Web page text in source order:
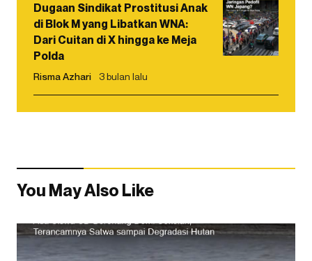
Dugaan Sindikat Prostitusi Anak
di Blok M yang Libatkan WNA:
Dari Cuitan di X hingga ke Meja
Polda
Risma Azhari 3 bulan lalu
You May Also Like